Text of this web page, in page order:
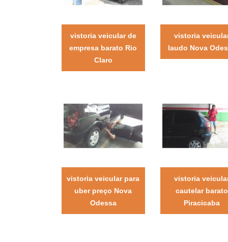
vistoria veicular de
empresa barato Rio
Claro
vistoria
laudo Nova
vistoria veicular para
uber preço Nova
Odessa
vistoria
cautelar barato
Piracicaba